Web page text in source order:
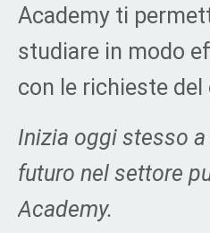
Academy ti
studiare in modo
con le richieste del
Inizia oggi stesso
futuro nel settore
Academy.